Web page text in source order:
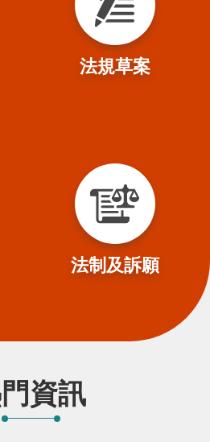
法規草案
法制及訴願
資訊